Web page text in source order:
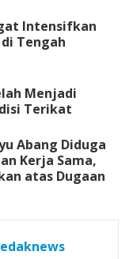
Intensifkan
Tengah
Menjadi
Terikat
Abang Diduga
Kerja Sama,
atas Dugaan